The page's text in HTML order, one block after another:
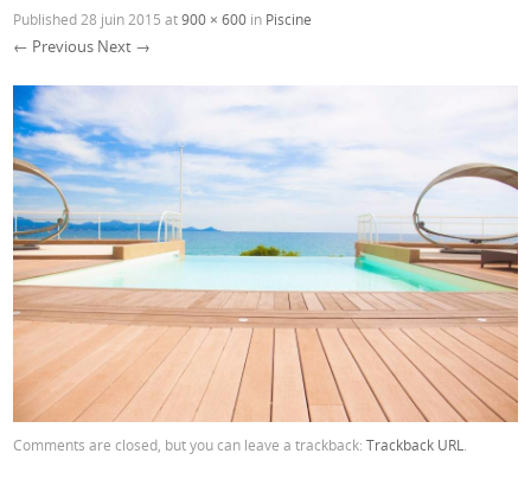
Published28 juin 2015 at900 × 600 in Piscine
← Previous Next →
Comments are closed, but you can leave a trackback:Trackback URL